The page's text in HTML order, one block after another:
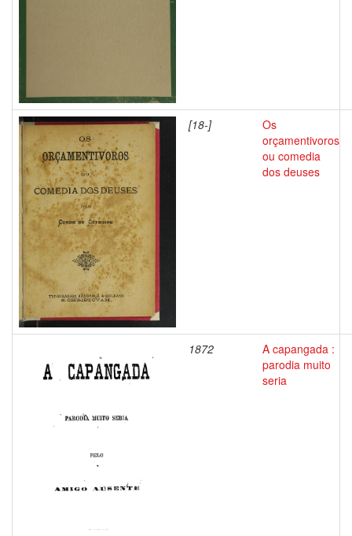
[18-]
Os
orçamentivoros
ou comedia
dos deuses
1872
A capangada :
parodia muito
seria